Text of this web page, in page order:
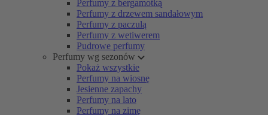
Perfumy z bergamotką
Perfumy z drzewem sandałowym
Perfumy z paczulą
Perfumy z wetiwerem
Pudrowe perfumy
Perfumy wg sezonów
Pokaż wszystkie
Perfumy na wiosnę
Jesienne zapachy
Perfumy na lato
Perfumy na zimę